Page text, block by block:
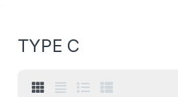
TYPE C